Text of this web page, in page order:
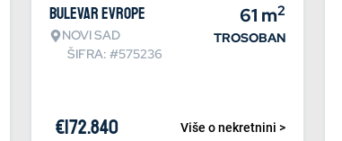
Bulevar Evrope
NOVI SAD
ŠIFRA: #575236
61 m2
TROSOBAN
Više o nekretnini >
€172.840